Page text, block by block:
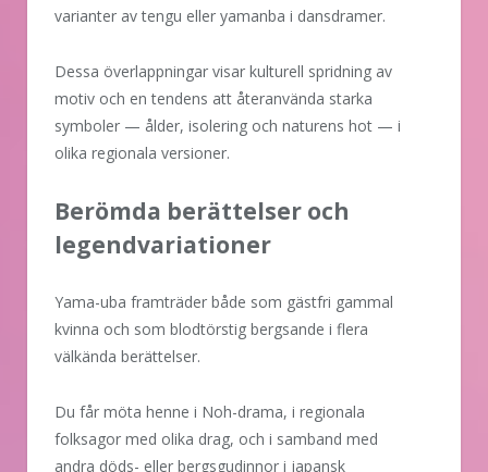
varianter av tengu eller yamanba i dansdramer.
Dessa överlappningar visar kulturell spridning av
motiv och en tendens att återanvända starka
symboler — ålder, isolering och naturens hot — i
olika regionala versioner.
Berömda berättelser och
legendvariationer
Yama-uba framträder både som gästfri gammal
kvinna och som blodtörstig bergsande i flera
välkända berättelser.
Du får möta henne i Noh-drama, i regionala
folksagor med olika drag, och i samband med
andra döds- eller bergsgudinnor i japansk